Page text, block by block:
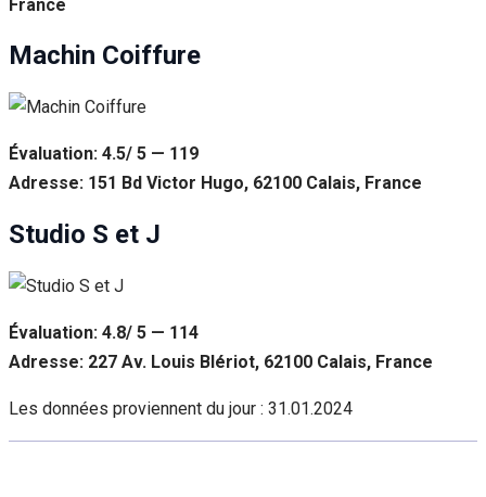
France
Machin Coiffure
Évaluation: 4.5/ 5 — 119
Adresse: 151 Bd Victor Hugo, 62100 Calais, France
Studio S et J
Évaluation: 4.8/ 5 — 114
Adresse: 227 Av. Louis Blériot, 62100 Calais, France
Les données proviennent du jour : 31.01.2024